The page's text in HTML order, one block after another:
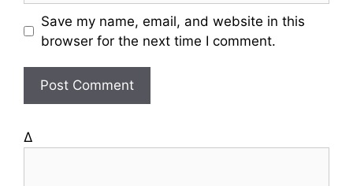
l
s
Save my name, email, and website in this
browser for the next time I comment.
Δ